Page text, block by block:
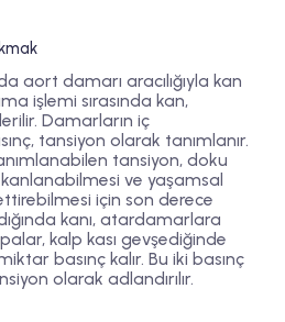
aort damarı aracılığıyla kan
işlemi sırasında kan,
Damarların iç
tansiyon olarak tanımlanır.
tansiyon, doku
ve yaşamsal
için son derece
kanı, atardamarlara
kalp kası gevşediğinde
basınç kalır. Bu iki basınç
olarak adlandırılır.